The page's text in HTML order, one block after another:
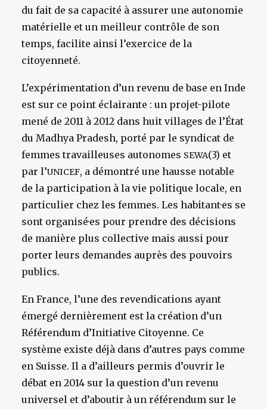
du fait de sa capacité à assurer une autonomie
matérielle et un meilleur contrôle de son
temps, facilite ainsi l’exercice de la
citoyenneté.
L’expérimentation d’un revenu de base en Inde
est sur ce point éclairante : un projet-pilote
mené de 2011 à 2012 dans huit villages de l’État
du Madhya Pradesh, porté par le syndicat de
femmes travailleuses autonomes SEWA(3) et
par l’UNICEF, a démontré une hausse notable
de la participation à la vie politique locale, en
particulier chez les femmes. Les habitant·es se
sont organisé·es pour prendre des décisions
de manière plus collective mais aussi pour
porter leurs demandes auprès des pouvoirs
publics.
En France, l’une des revendications ayant
émergé dernièrement est la création d’un
Référendum d’Initiative Citoyenne. Ce
système existe déjà dans d’autres pays comme
en Suisse. Il a d’ailleurs permis d’ouvrir le
débat en 2014 sur la question d’un revenu
universel et d’aboutir à un référendum sur le